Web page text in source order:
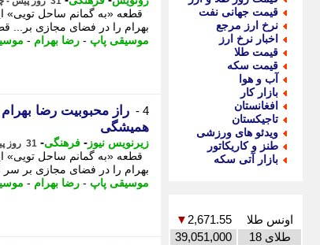
قیمت جهانی نفت
نرخ ارز مرجع
اخبار نرخ ارز
قیمت طلا
قیمت سکه
آب و هوا
بازار کار
افغانستان
تاجیکستان
ویدئو های ورزشی
طنز و کاریکاتور
بازار آتی سکه
اونس طلا 2,671.55
▼
طلای 18
39,051,000
قطعه «به گمانم ساحل تویی»
بهرام را در فضای مجازی بر...
موسیقی پاپ - رضا بهرام -
4 -
راز محبوبیت رضا
همیشگی
زیرنویس نیوز - فرهنگی- 31 روز پیش - چهارشنبه 17 تیر 1405، 23:22
قطعه «به گمانم ساحل تویی»
بهرام را در فضای مجازی بر سر
موسیقی پاپ - رضا بهرام -